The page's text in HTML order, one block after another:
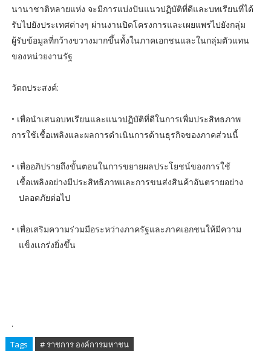
นานาชาติหลายแห่ง จะมีการแบ่งปันแนวปฏิบัติที่ดีและบทเรียนที่ได้
รับไปยังประเทศต่างๆ ผ่านงานปิดโครงการและเผยแพร่ไปยังกลุ่ม
ผู้รับข้อมูลที่กว้างขวางมากขึ้นทั้งในภาคเอกชนและในกลุ่มตัวแทน
ของหน่วยงานรัฐ
วัตถประสงค์:
• เพื่อนำเสนอบทเรียนและแนวปฏิบัติที่ดีในการเพื่มประสิทธภาพ
การใช้เชื้อเพลิงและผลการดำเนินการด้านธุรกิจของภาคส่วนนี้
• เพื่ออภิปรายถึงขั้นตอนในการขยายผลประโยชน์ของการใช้
เชื้อเพลิงอย่างมีประสิทธิภาพและการขนส่งสินค้าอันตรายอย่าง
ปลอดภัยต่อไป
• เพื่อเสริมความร่วมมือระหว่างภาครัฐและภาคเอกชนให้มีความ
แข็งเเกร่งยิ่งขึ้น
.
Tags # ราชการ องค์การมหาชน